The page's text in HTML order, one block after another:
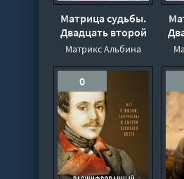
Матрица судьбы.
Двадцать второй
аркан - Альбина
Матрикс Альбина
0